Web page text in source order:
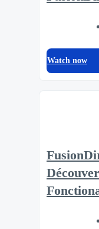
Watch now